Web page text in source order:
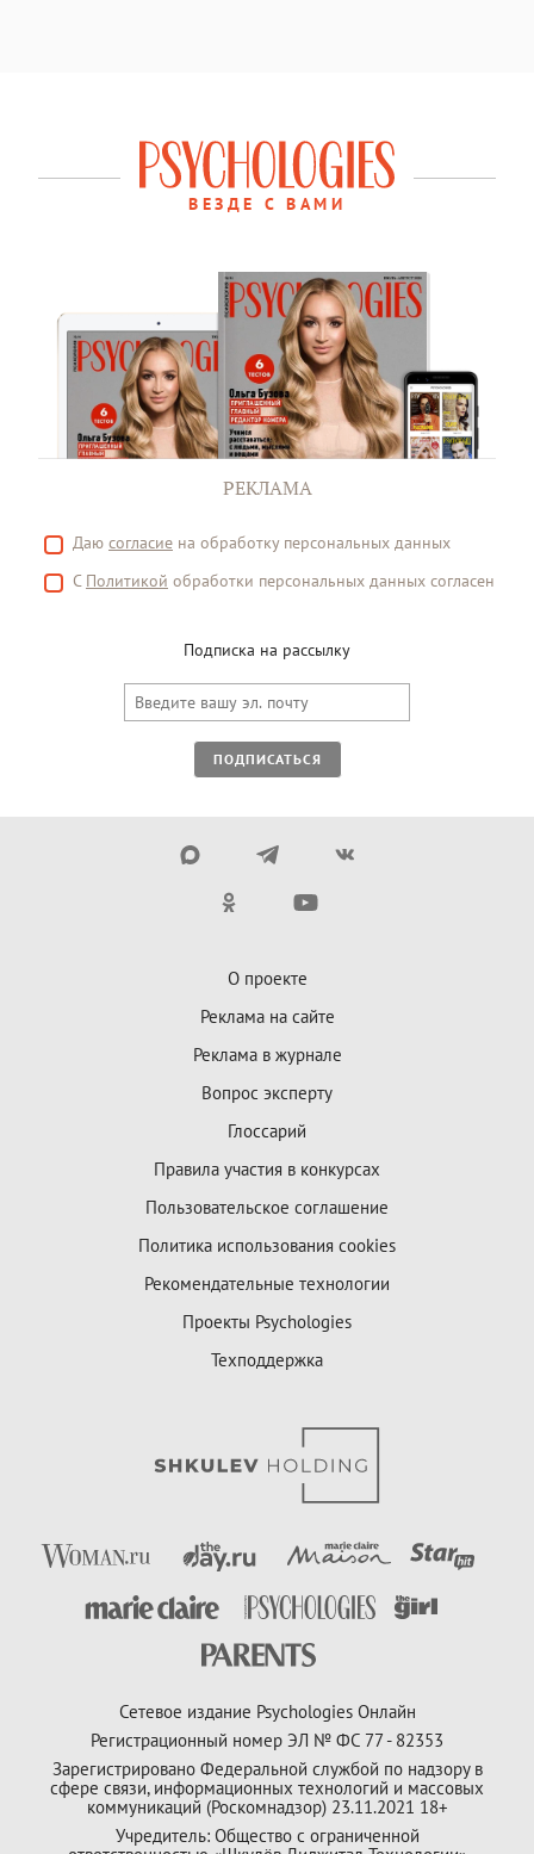
ВЕЗДЕ С ВАМИ
РЕКЛАМА
Даю согласие на обработку персональных данных
С Политикой обработки персональных данных согласен
Подписка на рассылку
ПОДПИСАТЬСЯ
О проекте
Реклама на сайте
Реклама в журнале
Вопрос эксперту
Глоссарий
Правила участия в конкурсах
Пользовательское соглашение
Политика использования cookies
Рекомендательные технологии
Проекты Psychologies
Техподдержка
Сетевое издание Psychologies Онлайн
Регистрационный номер ЭЛ № ФС 77 - 82353
Зарегистрировано Федеральной службой по надзору в
сфере связи, информационных технологий и массовых
коммуникаций (Роскомнадзор) 23.11.2021 18+
Учредитель: Общество с ограниченной